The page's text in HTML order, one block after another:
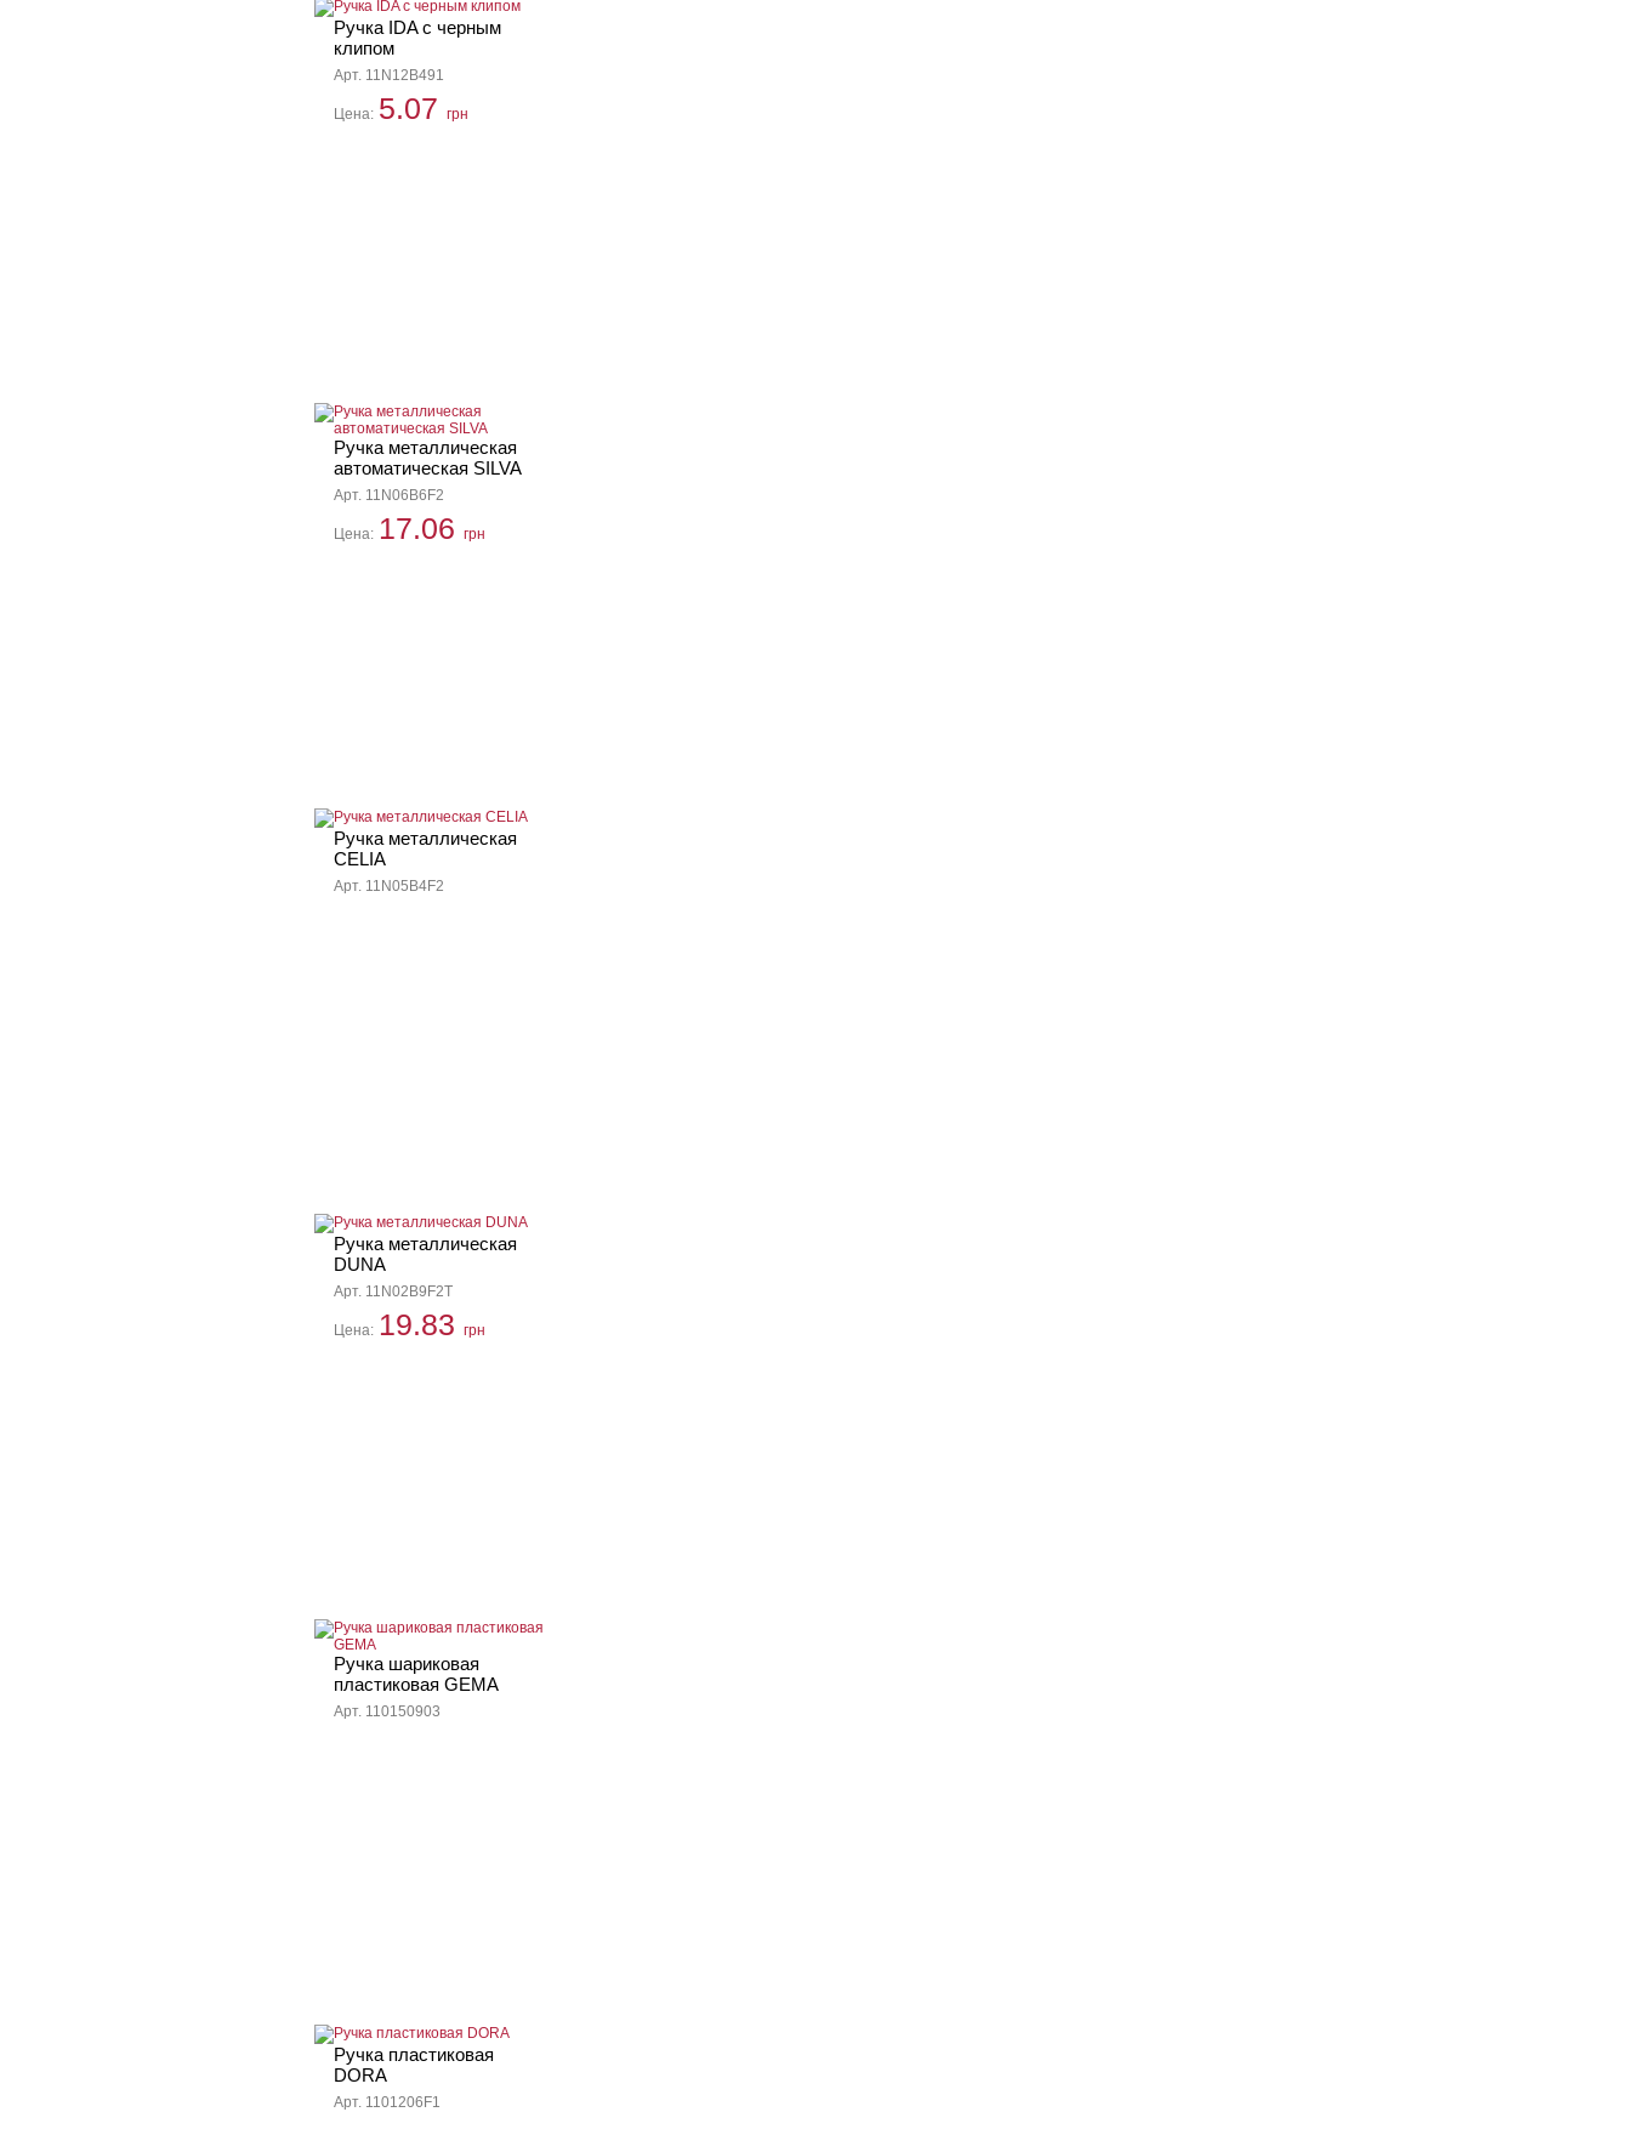
Ручка IDA с черным
клипом
Арт. 11N12B491
Цена: 5.07 грн
Ручка металлическая
автоматическая SILVA
Арт. 11N06B6F2
Цена: 17.06 грн
Ручка металлическая
CELIA
Арт. 11N05B4F2
Ручка металлическая
DUNA
Арт. 11N02B9F2T
Цена: 19.83 грн
Ручка шариковая
пластиковая GEMA
Арт. 110150903
Ручка пластиковая
DORA
Арт. 1101206F1